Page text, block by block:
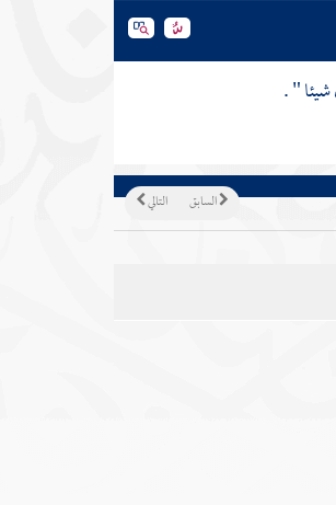
" .
التالي السابق